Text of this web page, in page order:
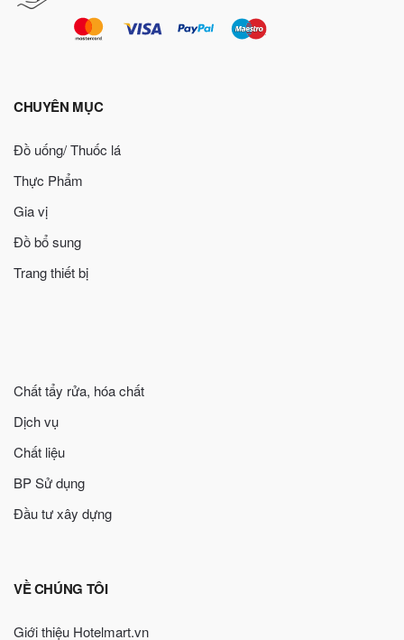
CHUYÊN MỤC
Đồ uống/ Thuốc lá
Thực Phẩm
Gia vị
Đồ bổ sung
Trang thiết bị
Chất tẩy rửa, hóa chất
Dịch vụ
Chất liệu
BP Sử dụng
Đầu tư xây dựng
VỀ CHÚNG TÔI
Giới thiệu Hotelmart.vn